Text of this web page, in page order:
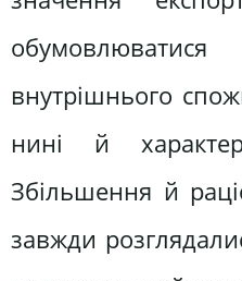
внутрішнього
нині й
Збільшення й
завжди